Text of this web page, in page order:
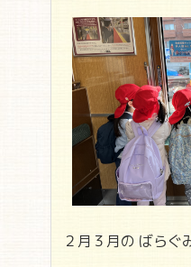
２月３月の ばらぐ